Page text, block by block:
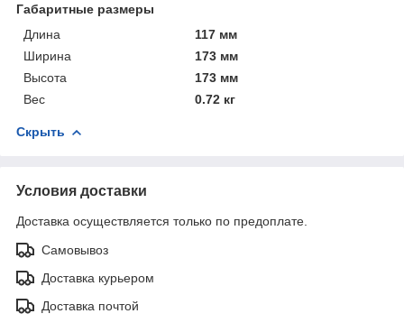
Габаритные размеры
Длина
117 мм
Ширина
173 мм
Высота
173 мм
Вес
0.72 кг
Скрыть
Условия доставки
Доставка осуществляется только по предоплате.
Самовывоз
Доставка курьером
Доставка почтой